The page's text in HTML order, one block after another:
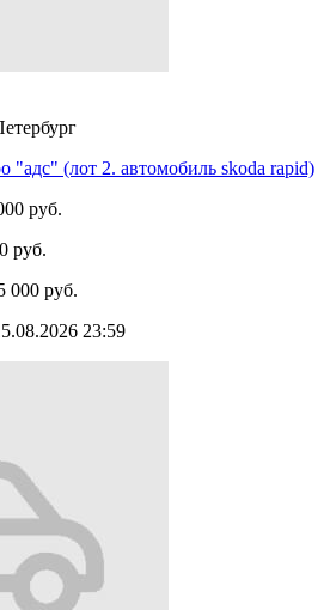
"адс" (лот 2. автомобиль skoda rapid)
руб.
руб.
000 руб.
23:59